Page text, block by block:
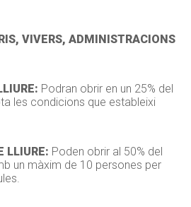
VIVERS, ADMINISTRACIONS
Podran obrir en un 25% del
les condicions que estableixi
LLIURE: Poden obrir al 50% del
un màxim de 10 persones per